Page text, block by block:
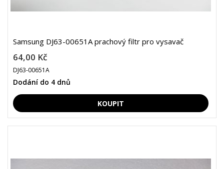
Samsung DJ63-00651A prachový filtr pro vysavač
64,00 Kč
DJ63-00651A
Dodání do 4 dnů